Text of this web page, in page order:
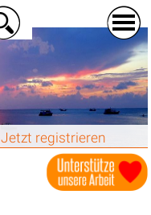
Jetzt registrieren